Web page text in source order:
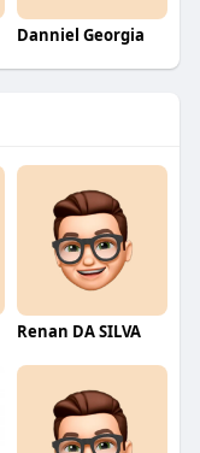
Danniel Georgia
Renan DA SILVA